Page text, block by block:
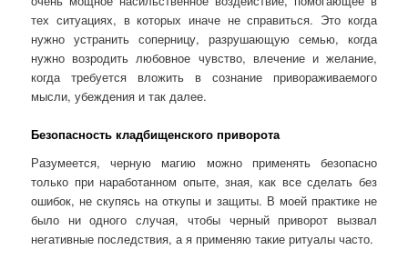
тех ситуациях, в которых иначе не справиться. Это когда
нужно устранить соперницу, разрушающую семью, когда
нужно возродить любовное чувство, влечение и желание,
когда требуется вложить в сознание привораживаемого
мысли, убеждения и так далее.
Безопасность кладбищенского приворота
Разумеется, черную магию можно применять безопасно
только при наработанном опыте, зная, как все сделать без
ошибок, не скупясь на откупы и защиты. В моей практике не
было ни одного случая, чтобы черный приворот вызвал
негативные последствия, а я применяю такие ритуалы часто.